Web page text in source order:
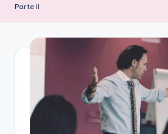
Parte II